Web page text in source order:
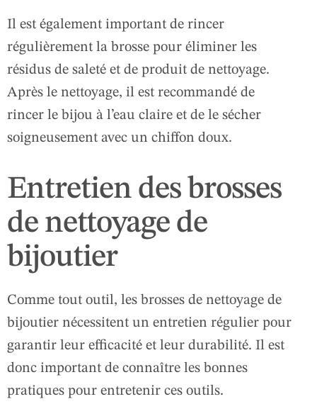
Il est également important de rincer
régulièrement la brosse pour éliminer les
résidus de saleté et de produit de nettoyage.
Après le nettoyage, il est recommandé de
rincer le bijou à l’eau claire et de le sécher
soigneusement avec un chiffon doux.
Entretien des brosses
de nettoyage de
bijoutier
Comme tout outil, les brosses de nettoyage de
bijoutier nécessitent un entretien régulier pour
garantir leur efficacité et leur durabilité. Il est
donc important de connaître les bonnes
pratiques pour entretenir ces outils.